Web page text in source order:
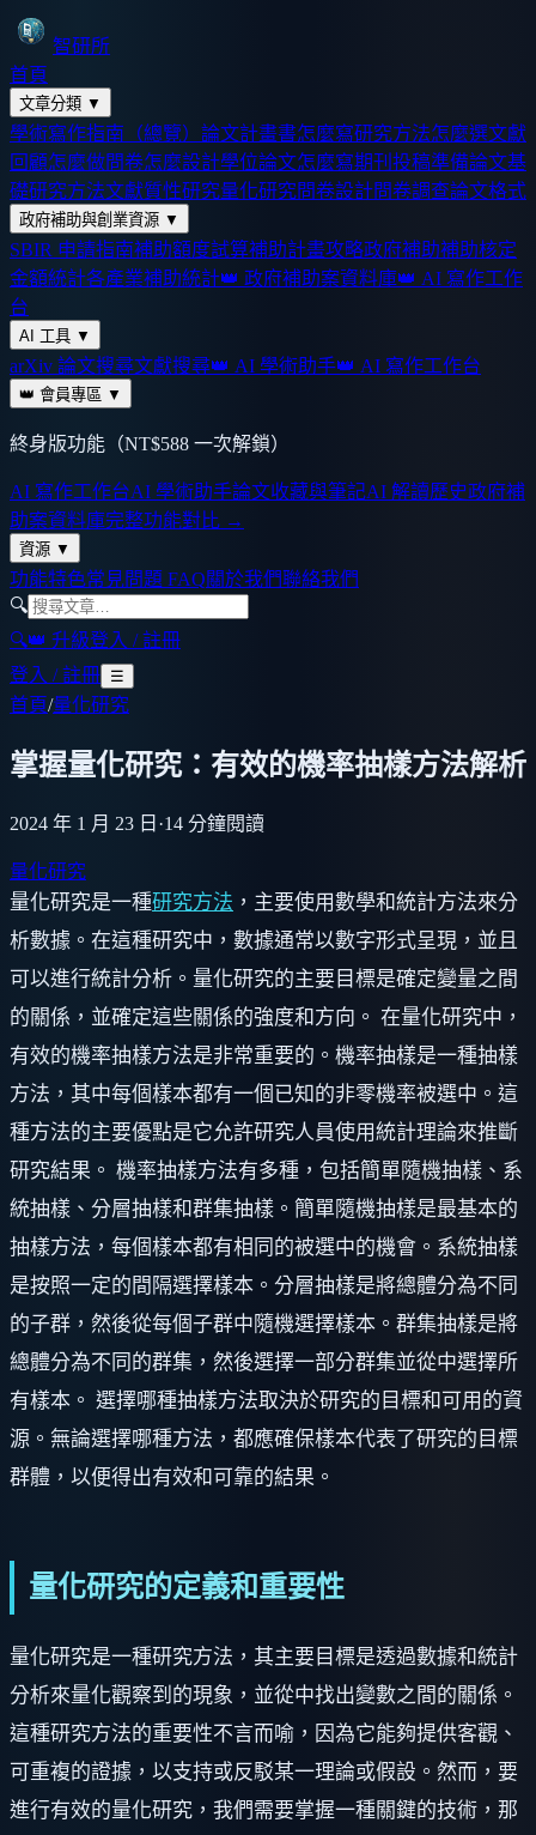
智研所
首頁
文章分類 ▼
學術寫作指南（總覽） 論文計畫書怎麼寫研究方法怎麼選文獻
回顧怎麼做問卷怎麼設計學位論文怎麼寫期刊投稿準備論文基
礎研究方法文獻質性研究量化研究問卷設計問卷調查論文格式
政府補助與創業資源 ▼
SBIR 申請指南補助額度試算補助計畫攻略政府補助補助核定
金額統計各產業補助統計👑 政府補助案資料庫👑 AI 寫作工作
台
AI 工具 ▼
arXiv 論文搜尋文獻搜尋👑 AI 學術助手👑 AI 寫作工作台
👑 會員專區 ▼
終身版功能（NT$588 一次解鎖）
AI 寫作工作台AI 學術助手論文收藏與筆記AI 解讀歷史政府補
助案資料庫完整功能對比 →
資源 ▼
功能特色常見問題 FAQ關於我們聯絡我們
🔍
🔍👑 升級登入 / 註冊
登入 / 註冊 ☰
首頁/量化研究
掌握量化研究：有效的機率抽樣方法解析
2024 年 1 月 23 日 ·14 分鐘閱讀
量化研究
量化研究是一種研究方法 ，主要使用數學和統計方法來分
析數據。在這種研究中，數據通常以數字形式呈現，並且
可以進行統計分析。量化研究的主要目標是確定變量之間
的關係，並確定這些關係的強度和方向。 在量化研究中，
有效的機率抽樣方法是非常重要的。機率抽樣是一種抽樣
方法，其中每個樣本都有一個已知的非零機率被選中。這
種方法的主要優點是它允許研究人員使用統計理論來推斷
研究結果。 機率抽樣方法有多種，包括簡單隨機抽樣、系
統抽樣、分層抽樣和群集抽樣。簡單隨機抽樣是最基本的
抽樣方法，每個樣本都有相同的被選中的機會。系統抽樣
是按照一定的間隔選擇樣本。分層抽樣是將總體分為不同
的子群，然後從每個子群中隨機選擇樣本。群集抽樣是將
總體分為不同的群集，然後選擇一部分群集並從中選擇所
有樣本。 選擇哪種抽樣方法取決於研究的目標和可用的資
源。無論選擇哪種方法，都應確保樣本代表了研究的目標
群體，以便得出有效和可靠的結果。
量化研究的定義和重要性
量化研究是一種研究方法，其主要目標是透過數據和統計
分析來量化觀察到的現象，並從中找出變數之間的關係。
這種研究方法的重要性不言而喻，因為它能夠提供客觀、
可重複的證據，以支持或反駁某一理論或假設。然而，要
進行有效的量化研究，我們需要掌握一種關鍵的技術，那